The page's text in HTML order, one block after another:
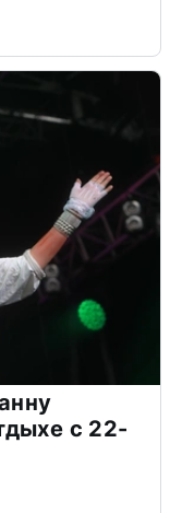
с 22-